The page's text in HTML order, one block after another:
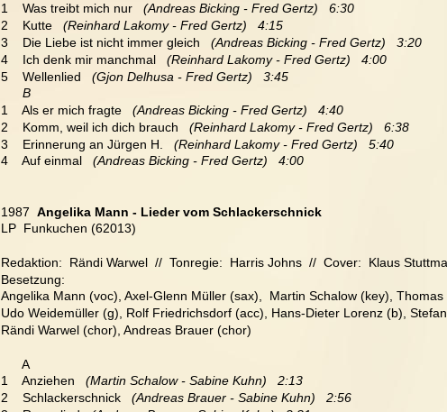
1    Was treibt mich nur
(Andreas Bicking - Fred Gertz)   6:30
2    Kutte
  (Reinhard Lakomy - Fred Gertz)   4:15
3    Die Liebe ist nicht immer gleich
(Andreas Bicking - Fred Gertz)   3:20
4    Ich denk mir manchmal
  (Reinhard Lakomy - Fred Gertz)   4:00
5    Wellenlied
  (Gjon Delhusa - Fred Gertz)   3:45
      B
1    Als er mich fragte
   (Andreas Bicking - Fred Gertz)   4:40
2    Komm, weil ich dich brauch
   (Reinhard Lakomy - Fred Gertz)   6:38
3    Erinnerung an Jürgen H.
   (Reinhard Lakomy - Fred Gertz)   5:40
4    Auf einmal
  (Andreas Bicking - Fred Gertz)   4:00
1987 Angelika Mann - Lieder vom Schlackerschnick
LP  Funkuchen (62013)
Redaktion:  Rändi Warwel  //  Tonregie:  Harris Johns  //  Cover:  Klaus
Besetzung:
Angelika Mann (voc), Axel-Glenn Müller (sax),  Martin Schalow (key), Thomas
Udo Weidemüller (g), Rolf Friedrichsdorf (acc), Hans-Dieter Lorenz (b),
Rändi Warwel (chor), Andreas Brauer (chor)
      A
1    Anziehen
(Martin Schalow - Sabine Kuhn)   2:13
2    Schlackerschnick (Andreas Brauer - Sabine Kuhn)   2:56